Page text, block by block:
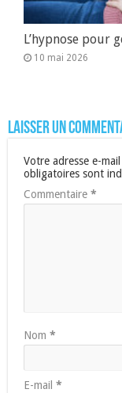
L’hypnose pour
10 mai 2026
Laisser un
Votre adresse e-
obligatoires sont
Commentaire *
Nom *
E-mail *